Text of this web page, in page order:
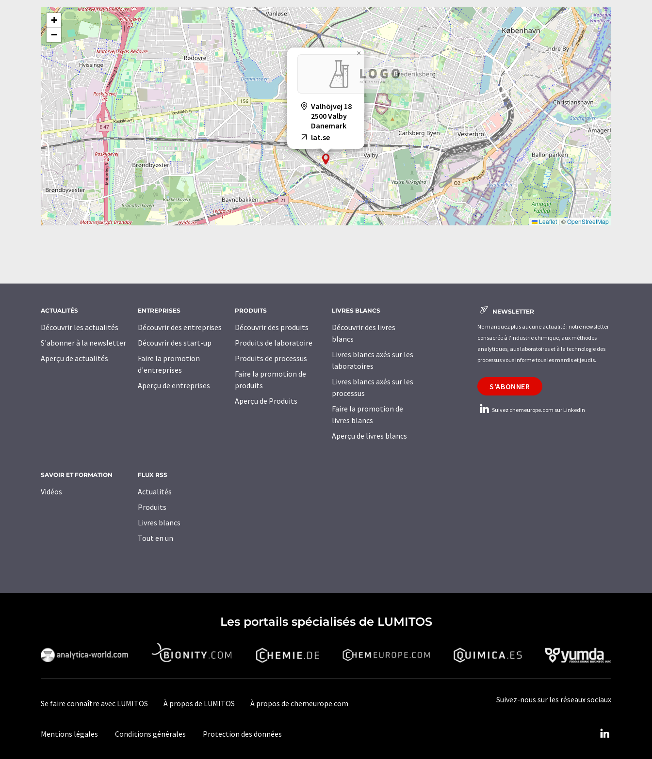
Valhöjvej 18
2500 Valby
Danemark
lat.se
×
+
−
Leaflet | ©OpenStreetMap
ACTUALITÉS
Découvrir les actualités
S'abonner à la newsletter
Aperçu de actualités
ENTREPRISES
Découvrir des entreprises
Découvrir des start-up
Faire la promotion
d'entreprises
Aperçu de entreprises
PRODUITS
Découvrir des produits
Produits de laboratoire
Produits de processus
Faire la promotion de
produits
Aperçu de Produits
LIVRES BLANCS
Découvrir des livres
blancs
Livres blancs axés sur les
laboratoires
Livres blancs axés sur les
processus
Faire la promotion de
livres blancs
Aperçu de livres blancs
SAVOIR ET FORMATION
Vidéos
FLUX RSS
Actualités
Produits
Livres blancs
Tout en un
NEWSLETTER
Ne manquez plus aucune actualité : notre newsletter
consacrée à l'industrie chimique, aux méthodes
analytiques, aux laboratoires et à la technologie des
processus vous informe tous les mardis et jeudis.
S'ABONNER
Suivez chemeurope.com sur LinkedIn
Les portails spécialisés de LUMITOS
Se faire connaître avec LUMITOS À propos de LUMITOS À propos de chemeurope.com
Mentions légales Conditions générales Protection des données
Suivez-nous sur les réseaux sociaux